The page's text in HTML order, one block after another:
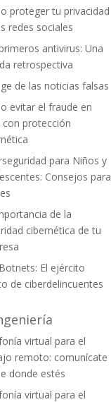
proteger tu privacidad
redes sociales
antivirus: Una
retrospectiva
de las noticias falsas
evitar el fraude en
con protección
para Niños y
Consejos para
de la
cibernética de tu
El ejército
de ciberdelincuentes
virtual para el
remoto: comunícate
donde estés
virtual para el